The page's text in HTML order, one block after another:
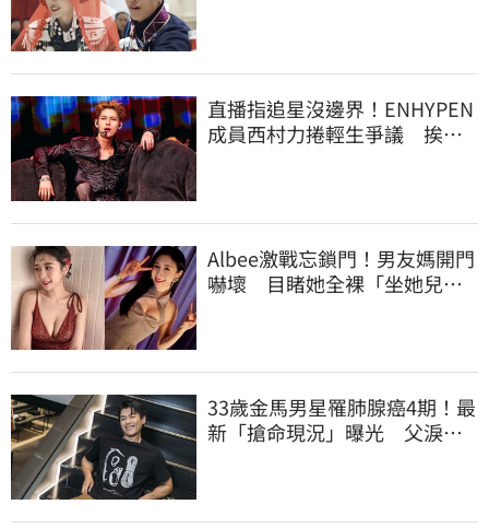
直播指追星沒邊界！ENHYPEN
成員西村力捲輕生爭議 挨
Albee激戰忘鎖門！男友媽開門
嚇壞 目睹她全裸「坐她兒子
33歲金馬男星罹肺腺癌4期！最
新「搶命現況」曝光 父淚